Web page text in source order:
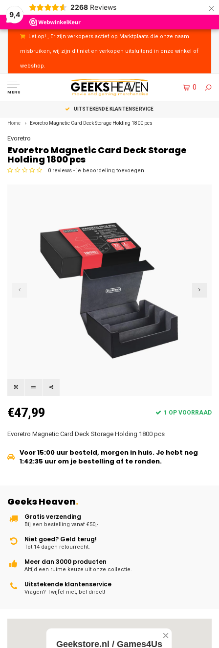
9,4
2268 Reviews ×
Let op! , Er zijn verkopers actief op Marktplaats die onze naam
misbruiken, wij zijn dit niet en verkopen uitsluitend in onze winkel of
webshop.
MENU
0
UITSTEKENDE KLANTENSERVICE
Home Evoretro Magnetic Card Deck Storage Holding 1800 pcs
Evoretro
Evoretro Magnetic Card Deck Storage
Holding 1800 pcs
0 reviews - je beoordeling toevoegen
€47,99 1 OP VOORRAAD
Evoretro Magnetic Card Deck Storage Holding 1800 pcs
Voor 15:00 uur besteld, morgen in huis. Je hebt nog
1:42:35 uur om je bestelling af te ronden.
Geeks Heaven.
Gratis verzending
Bij een bestelling vanaf €50,-
Niet goed? Geld terug!
Tot 14 dagen retourrecht.
Meer dan 3000 producten
Altijd een ruime keuze uit onze collectie.
Uitstekende klantenservice
Vragen? Twijfel niet, bel direct!